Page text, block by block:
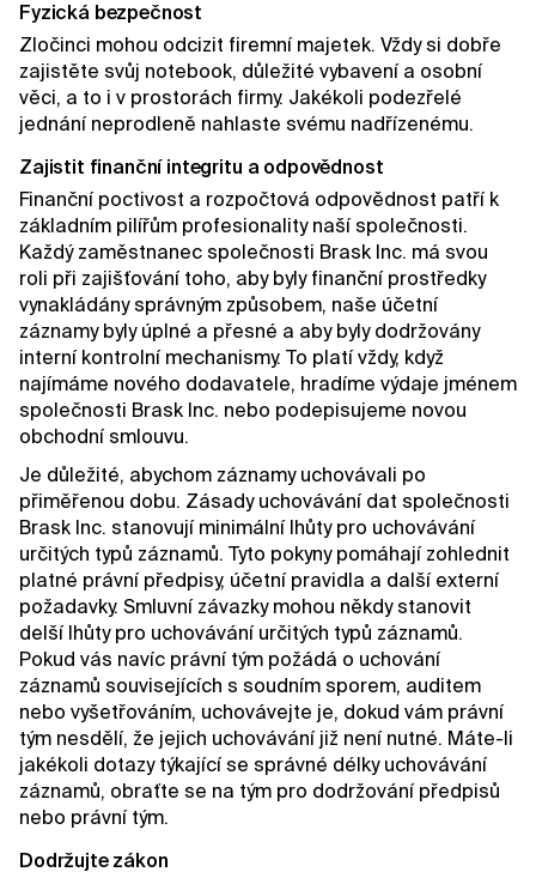
Fyzická bezpečnost
Zločinci mohou odcizit firemní majetek. Vždy si dobře
zajistěte svůj notebook, důležité vybavení a osobní
věci, a to i v prostorách firmy. Jakékoli podezřelé
jednání neprodleně nahlaste svému nadřízenému.
Zajistit finanční integritu a odpovědnost
Finanční poctivost a rozpočtová odpovědnost patří k
základním pilířům profesionality naší společnosti.
Každý zaměstnanec společnosti Brask Inc. má svou
roli při zajišťování toho, aby byly finanční prostředky
vynakládány správným způsobem, naše účetní
záznamy byly úplné a přesné a aby byly dodržovány
interní kontrolní mechanismy. To platí vždy, když
najímáme nového dodavatele, hradíme výdaje jménem
společnosti Brask Inc. nebo podepisujeme novou
obchodní smlouvu.
Je důležité, abychom záznamy uchovávali po
přiměřenou dobu. Zásady uchovávání dat společnosti
Brask Inc. stanovují minimální lhůty pro uchovávání
určitých typů záznamů. Tyto pokyny pomáhají zohlednit
platné právní předpisy, účetní pravidla a další externí
požadavky. Smluvní závazky mohou někdy stanovit
delší lhůty pro uchovávání určitých typů záznamů.
Pokud vás navíc právní tým požádá o uchování
záznamů souvisejících s soudním sporem, auditem
nebo vyšetřováním, uchovávejte je, dokud vám právní
tým nesdělí, že jejich uchovávání již není nutné. Máte-li
jakékoli dotazy týkající se správné délky uchovávání
záznamů, obraťte se na tým pro dodržování předpisů
nebo právní tým.
Dodržujte zákon